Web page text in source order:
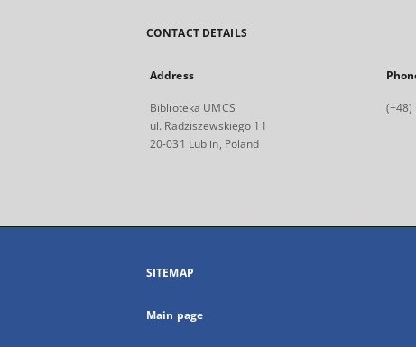
CONTACT DETAILS
Address
Biblioteka UMCS
ul. Radziszewskiego 11
20-031 Lublin, Poland
(+48)
SITEMAP
Main page